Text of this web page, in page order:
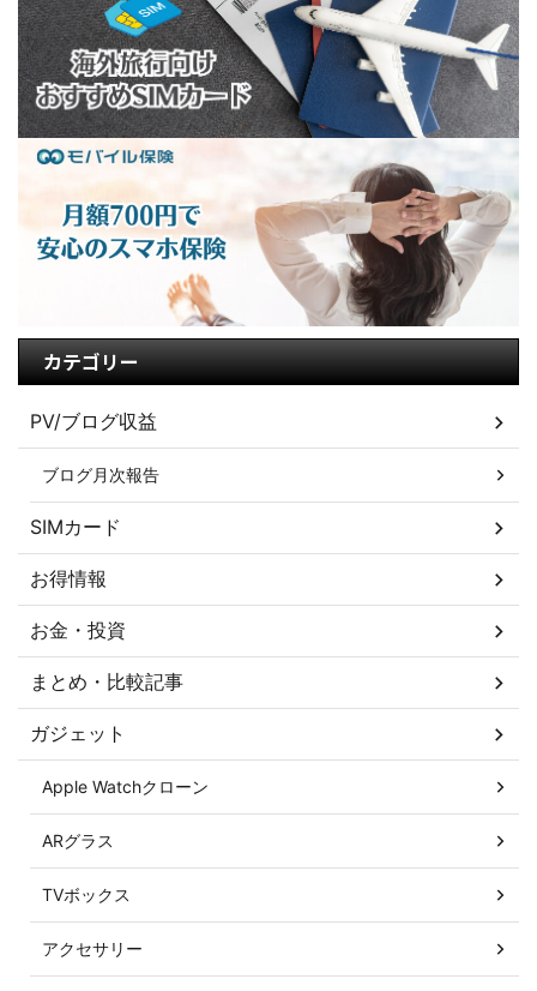
カテゴリー
PV/ブログ収益
ブログ月次報告
SIMカード
お得情報
お金・投資
まとめ・比較記事
ガジェット
Apple Watchクローン
ARグラス
TVボックス
アクセサリー